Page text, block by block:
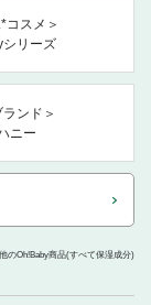
コスメ＞
リーズ
ランド＞
ニー
のOh!Baby商品(すべて保湿成分)